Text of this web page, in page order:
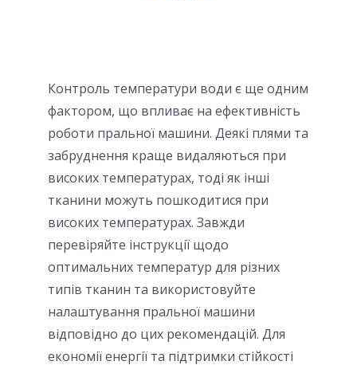
Контроль температури води є ще одним
фактором, що впливає на ефективність
роботи пральної машини. Деякі плями та
забруднення краще видаляються при
високих температурах, тоді як інші
тканини можуть пошкодитися при
високих температурах. Завжди
перевіряйте інструкції щодо
оптимальних температур для різних
типів тканин та використовуйте
налаштування пральної машини
відповідно до цих рекомендацій. Для
економії енергії та підтримки стійкості